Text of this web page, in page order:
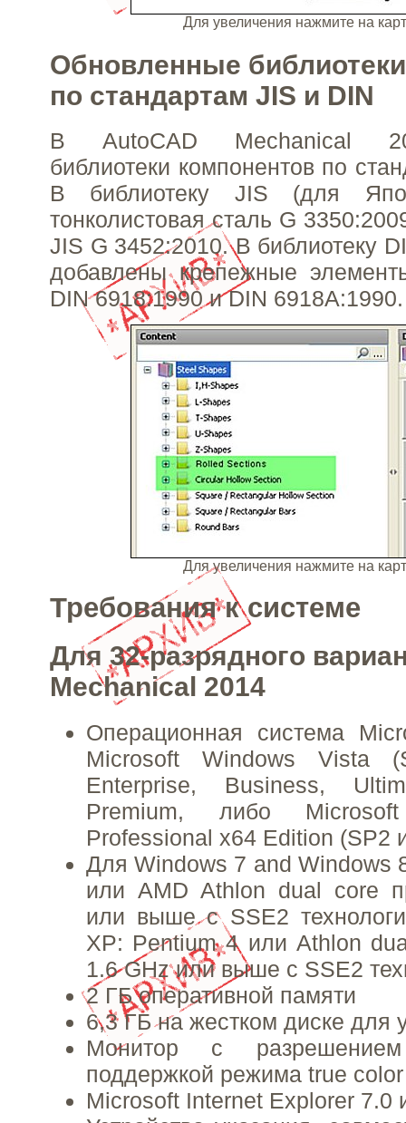
Для увеличения нажмите на
Обновленные
по стандартам JIS и DIN
В AutoCAD Mechanical
библиотеки компонентов по
В библиотеку JIS (для
тонколистовая сталь G
JIS G 3452:2010. В библиотеку
добавлены крепежные
DIN 6918:1990 и DIN 6918A:1990.
Для увеличения нажмите на
Требования к системе
Для 32-разрядного
Mechanical 2014
Операционная система
Microsoft Windows Vista
Enterprise, Business,
Premium, либо
Professional x64 Edition (SP2
Для Windows 7 and Windows
или AMD Athlon dual core
или выше с SSE2
XP: Pentium 4 или Athlon
1.6 GHz или выше с SSE2
2 ГБ оперативной памяти
6,3 ГБ на жестком диске для
Монитор с
поддержкой режима true color
Microsoft Internet Explorer